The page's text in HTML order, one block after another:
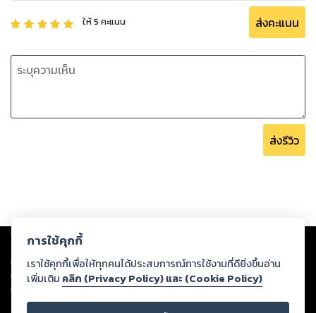
ให้5 คะแนน ส่งคะแนน
ส่งรีวิว
Copyright © 2026
ต่อผลงานหรือเนื้อหาใดที่อัปโหลดผ่านเว็บไซต์และปรากฏว่าละเมิดสิทธิใน
ทรัพย์สินทางปัญญาของบุคคลอื่นหรือขัดต่อกฎหมายและศีลธรรม ดังนั้น ผู้อ่าน
ทุกท่านโปรดใช้วิจารณญาณในการกลั่นกรองด้วยตนเอง และหากท่านพบว่าส่วน
หนึ่งส่วนใดขัดต่อกฎหมายและศีลธรรม กรุณาแจ้งมายังบริษัท เพื่อทีมงานจะได้
ดำเนินการในทันที ทั้งนี้ ทางสตอรี่ล็อกขอสงวนลิขสิทธิ์ตามพระราชบัญญัติ
การใช้คุกกี้
เราใช้คุกกี้เพื่อให้ทุกคนได้ประสบการณ์การใช้งานที่ดียิ่งขึ้นอ่าน
เพิ่มเติม คลิก (Privacy Policy) และ (Cookie Policy)